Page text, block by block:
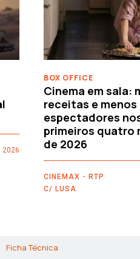
2026
BOX OFFICE
Cinema em sala:
receitas e menos
espectadores
primeiros quatro
de 2026
CINEMAX - RTP
C/ LUSA
Ficha Técnica